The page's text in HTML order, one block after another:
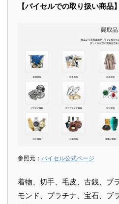
【バイセルでの取り扱い商品】
参照元： バイセル公式ページ
着物、切手、毛皮、古銭、ブ
モンド、プラチナ、宝石、ブ